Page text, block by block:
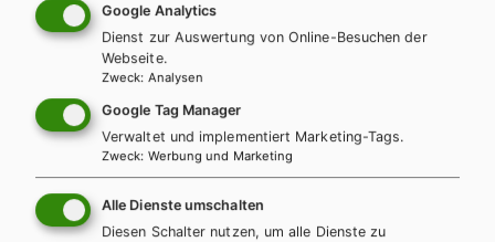
Lehrbuch + E-Book Lehrbuch E-Book Solo
Google Analytics
Dienst zur Auswertung von Online-Besuchen der
Webseite.
Zweck: Analysen
Google Tag Manager
Verwaltet und implementiert Marketing-Tags.
Zweck: Werbung und Marketing
Alle Dienste umschalten
Diesen Schalter nutzen, um alle Dienste zu